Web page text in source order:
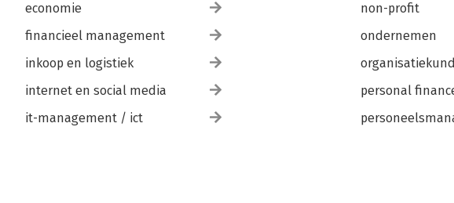
economie
financieel management
inkoop en logistiek
internet en social media
it-management / ict
non-profit
ondernemen
personal